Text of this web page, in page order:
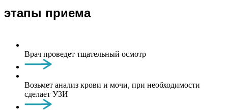
этапы приема
Врач проведет тщательный осмотр
Возьмет анализ крови и мочи, при необходимости
сделает УЗИ